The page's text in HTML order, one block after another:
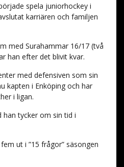
spela juniorhockey i
karriären och familjen
med Surahammar 16/17 (två
han efter det blivit kvar.
med defensiven som sin
kapten i Enköping och har
i ligan.
han tycker om sin tid i
ut i ”15 frågor” säsongen